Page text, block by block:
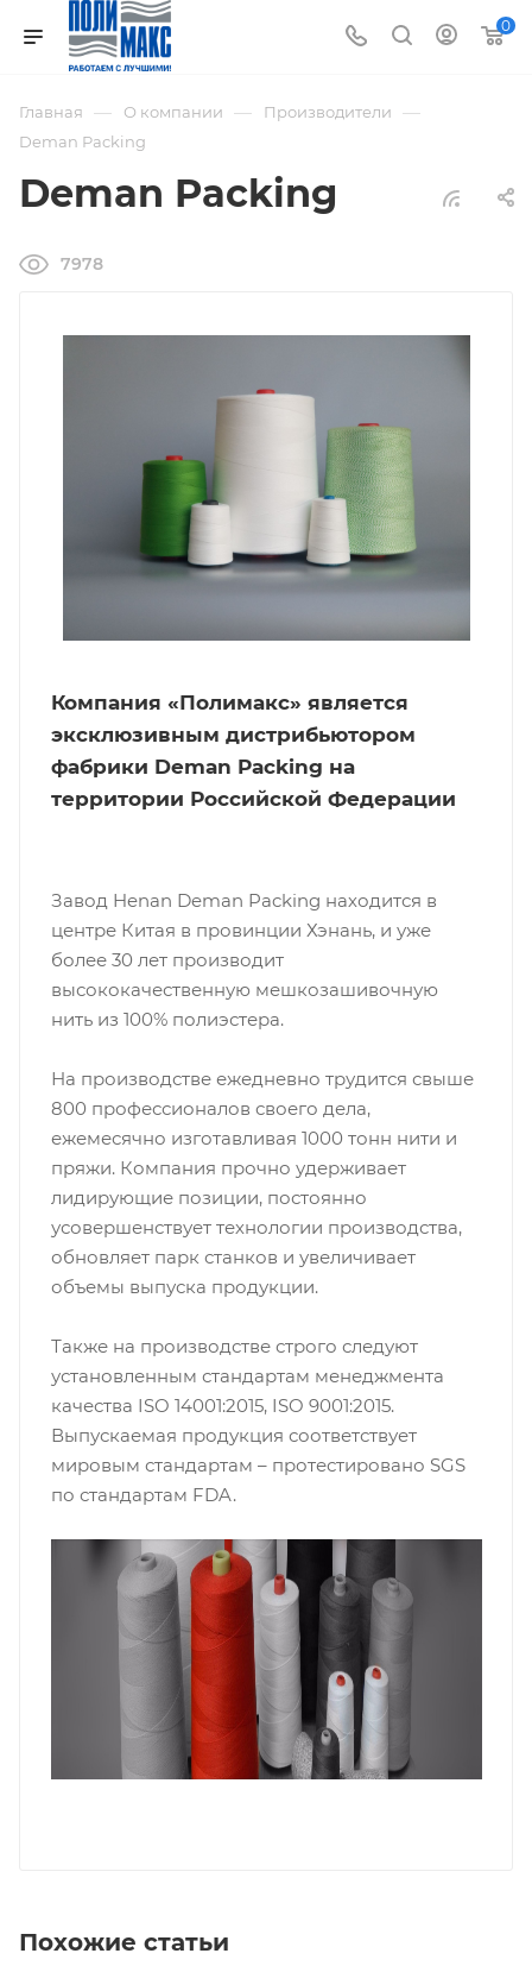
0
Главная — О компании — Производители —
Deman Packing
Deman Packing
7978
Компания «Полимакс» является
эксклюзивным дистрибьютором
фабрики Deman Packing на
территории Российской Федерации
Завод Henan Deman Packing находится в
центре Китая в провинции Хэнань, и уже
более 30 лет производит
высококачественную мешкозашивочную
нить из 100% полиэстера.
На производстве ежедневно трудится свыше
800 профессионалов своего дела,
ежемесячно изготавливая 1000 тонн нити и
пряжи. Компания прочно удерживает
лидирующие позиции, постоянно
усовершенствует технологии производства,
обновляет парк станков и увеличивает
объемы выпуска продукции.
Также на производстве строго следуют
установленным стандартам менеджмента
качества ISO 14001:2015, ISO 9001:2015.
Выпускаемая продукция соответствует
мировым стандартам – протестировано SGS
по стандартам FDA.
Похожие статьи